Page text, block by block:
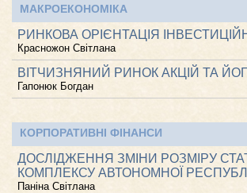
МАКРОЕКОНОМІКА
РИНКОВА ОРІЄНТАЦІЯ
Красножон Світлана
ВІТЧИЗНЯНИЙ РИНОК АКЦІЙ ТА
Гапонюк Богдан
КОРПОРАТИВНІ ФІНАНСИ
ДОСЛІДЖЕННЯ ЗМІНИ РОЗМІРУ
КОМПЛЕКСУ АВТОНОМНОЇ
Паніна Світлана